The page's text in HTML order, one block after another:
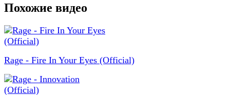
Похожие видео
Rage - Fire In Your Eyes (Official)